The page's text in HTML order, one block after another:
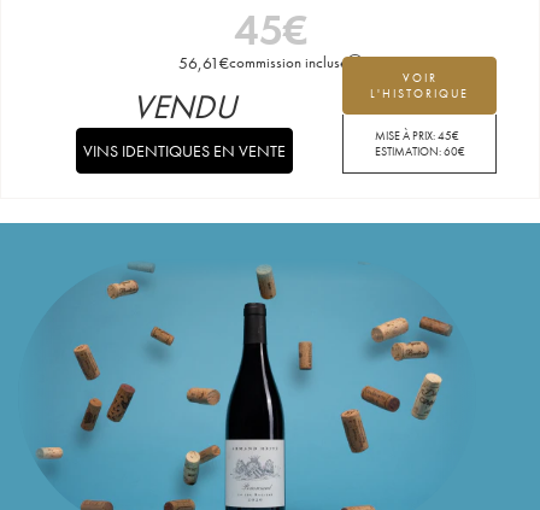
45€
56,61€commission incluse
VOIR
L'HISTORIQUE
MISE À PRIX:45€
ESTIMATION:60€
VENDU
VINS IDENTIQUES EN VENTE